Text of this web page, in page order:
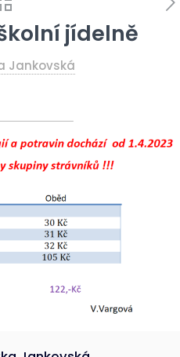
jídelně
Jankovská